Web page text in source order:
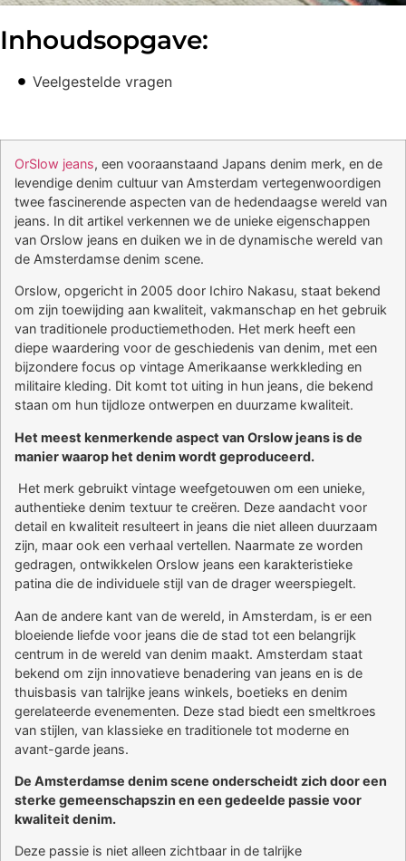
Inhoudsopgave:
Veelgestelde vragen
OrSlow jeans, een vooraanstaand Japans denim merk, en de
levendige denim cultuur van Amsterdam vertegenwoordigen
twee fascinerende aspecten van de hedendaagse wereld van
jeans. In dit artikel verkennen we de unieke eigenschappen
van Orslow jeans en duiken we in de dynamische wereld van
de Amsterdamse denim scene.
Orslow, opgericht in 2005 door Ichiro Nakasu, staat bekend
om zijn toewijding aan kwaliteit, vakmanschap en het gebruik
van traditionele productiemethoden. Het merk heeft een
diepe waardering voor de geschiedenis van denim, met een
bijzondere focus op vintage Amerikaanse werkkleding en
militaire kleding. Dit komt tot uiting in hun jeans, die bekend
staan om hun tijdloze ontwerpen en duurzame kwaliteit.
Het meest kenmerkende aspect van Orslow jeans is de
manier waarop het denim wordt geproduceerd.
Het merk gebruikt vintage weefgetouwen om een unieke,
authentieke denim textuur te creëren. Deze aandacht voor
detail en kwaliteit resulteert in jeans die niet alleen duurzaam
zijn, maar ook een verhaal vertellen. Naarmate ze worden
gedragen, ontwikkelen Orslow jeans een karakteristieke
patina die de individuele stijl van de drager weerspiegelt.
Aan de andere kant van de wereld, in Amsterdam, is er een
bloeiende liefde voor jeans die de stad tot een belangrijk
centrum in de wereld van denim maakt. Amsterdam staat
bekend om zijn innovatieve benadering van jeans en is de
thuisbasis van talrijke jeans winkels, boetieks en denim
gerelateerde evenementen. Deze stad biedt een smeltkroes
van stijlen, van klassieke en traditionele tot moderne en
avant-garde jeans.
De Amsterdamse denim scene onderscheidt zich door een
sterke gemeenschapszin en een gedeelde passie voor
kwaliteit denim.
Deze passie is niet alleen zichtbaar in de talrijke